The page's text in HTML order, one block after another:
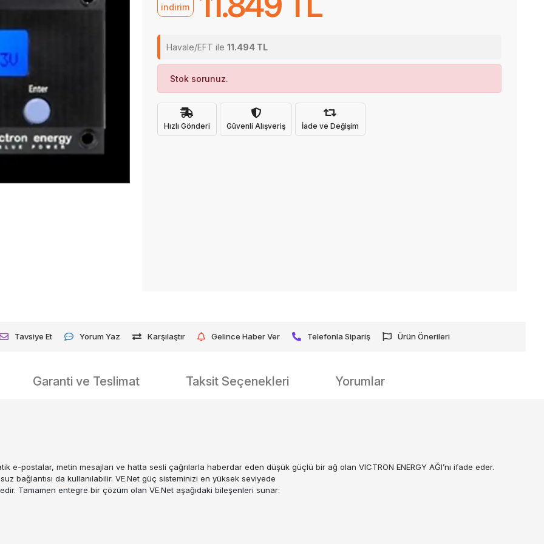
indirim
Havale/EFT ile 11.494 TL
Stok sorunuz.
Hızlı Gönderi Güvenli Alışveriş İade ve Değişim
Tavsiye Et Yorum Yaz Karşılaştır Gelince Haber Ver Telefonla Sipariş Ürün Önerileri
Garanti ve Teslimat Taksit Seçenekleri Yorumlar
e-postalar, metin mesajları ve hatta sesli çağrılarla haberdar eden düşük güçlü bir ağ olan VICTRON ENERGY AĞI’nı ifade eder.
bağlantısı da kullanılabilir. VE.Net güç sisteminizi en yüksek seviyede
Tamamen entegre bir çözüm olan VE.Net aşağıdaki bileşenleri sunar: